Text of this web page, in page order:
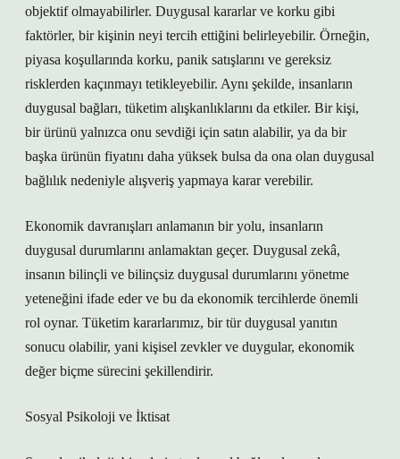
objektif olmayabilirler. Duygusal kararlar ve korku gibi
faktörler, bir kişinin neyi tercih ettiğini belirleyebilir. Örneğin,
piyasa koşullarında korku, panik satışlarını ve gereksiz
risklerden kaçınmayı tetikleyebilir. Aynı şekilde, insanların
duygusal bağları, tüketim alışkanlıklarını da etkiler. Bir kişi,
bir ürünü yalnızca onu sevdiği için satın alabilir, ya da bir
başka ürünün fiyatını daha yüksek bulsa da ona olan duygusal
bağlılık nedeniyle alışveriş yapmaya karar verebilir.
Ekonomik davranışları anlamanın bir yolu, insanların
duygusal durumlarını anlamaktan geçer. Duygusal zekâ,
insanın bilinçli ve bilinçsiz duygusal durumlarını yönetme
yeteneğini ifade eder ve bu da ekonomik tercihlerde önemli
rol oynar. Tüketim kararlarımız, bir tür duygusal yanıtın
sonucu olabilir, yani kişisel zevkler ve duygular, ekonomik
değer biçme sürecini şekillendirir.
Sosyal Psikoloji ve İktisat